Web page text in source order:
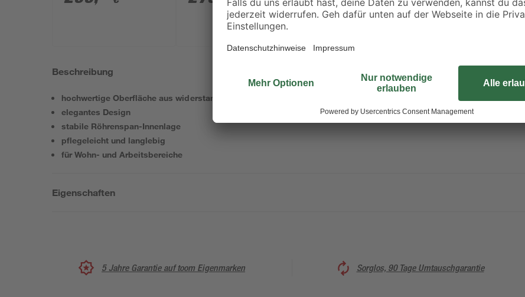
182 x 45 cm
Beschreibung
hochwertige Oberfläche aus widerstandsfähiger PP-Folie
elegantes Design
stabile Röhrenspan-Innenlage
pflegeleicht und langlebig
für Wohn- und Arbeitsbereiche
Eigenschaften
5 Jahre Garantie auf toom Eigenmarken Sorglos, 90 Tage Umtauschgarantie